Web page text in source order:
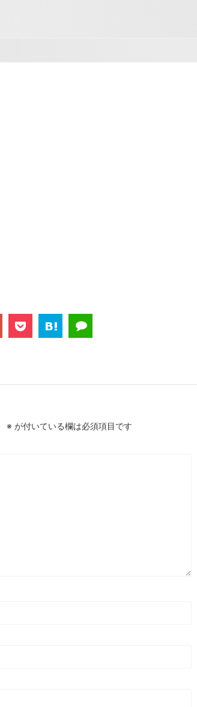
※ が付いている欄は必須項目です